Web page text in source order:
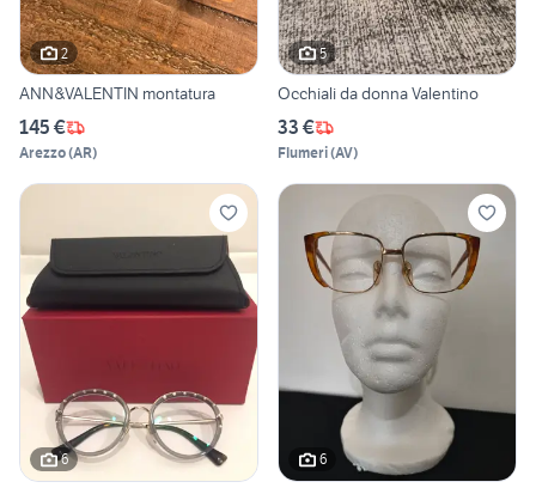
2
ANN&VALENTIN montatura
145 €
Arezzo(AR)
5
Occhiali da donna Valentino
33 €
Flumeri(AV)
6 6